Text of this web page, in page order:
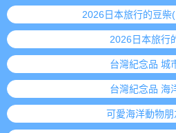
2026日本旅行的豆柴
2026日本旅行
台灣紀念品 城
台灣紀念品 海
可愛海洋動物朋